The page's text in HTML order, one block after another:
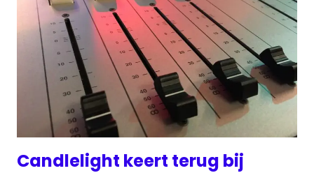
Candlelight keert terug bij